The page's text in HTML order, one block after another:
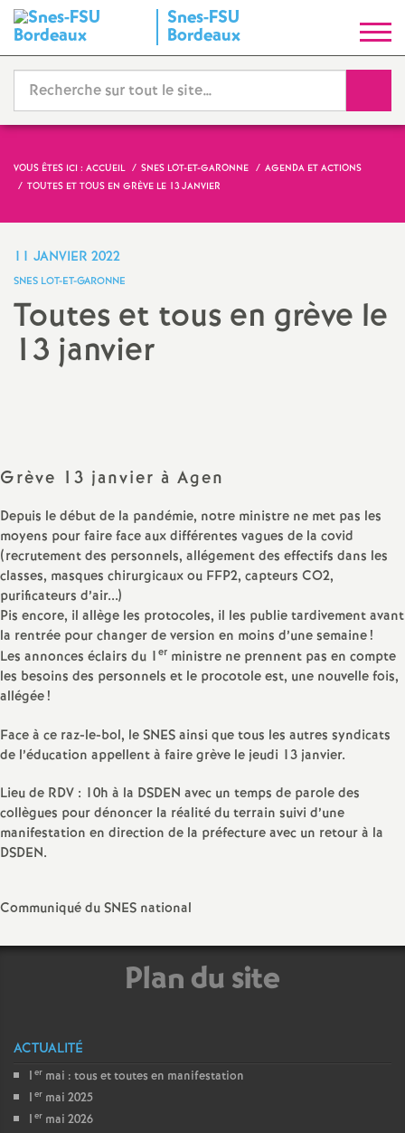
Snes-FSU
Bordeaux
y
n
d
i
a
i
o
n
a
l
d
e
n
VOUS ÊTES ICI : ACCUEIL SNES LOT-ET-GARONNE
AGENDA ET ACTIONS
TOUTES ET TOUS EN GRÈVE LE 13 JANVIER
11 JANVIER 2022
SNES LOT-ET-GARONNE
Toutes et tous en grève le
13 janvier
Grève 13 janvier à Agen
Depuis le début de la pandémie, notre ministre ne met pas les
moyens pour faire face aux différentes vagues de la covid
(recrutement des personnels, allégement des effectifs dans les
classes, masques chirurgicaux ou FFP2, capteurs CO2,
purificateurs d’air...)
Pis encore, il allège les protocoles, il les publie tardivement avant
la rentrée pour changer de version en moins d’une semaine!
Les annonces éclairs du 1er ministre ne prennent pas en compte
les besoins des personnels et le procotole est, une nouvelle fois,
allégée!
Face à ce raz-le-bol, le SNES ainsi que tous les autres syndicats
de l’éducation appellent à faire grève le jeudi 13 janvier.
Lieu de RDV : 10h à la DSDEN avec un temps de parole des
collègues pour dénoncer la réalité du terrain suivi d’une
manifestation en direction de la préfecture avec un retour à la
DSDEN.
Communiqué du SNES national
Plan du site
ACTUALITÉ
1 er mai : tous et toutes en manifestation
1 er mai 2025
1 er mai 2026